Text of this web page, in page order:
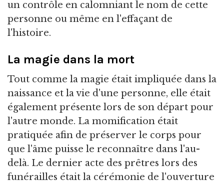
un contrôle en calomniant le nom de cette
personne ou même en l'effaçant de
l'histoire.
La magie dans la mort
Tout comme la magie était impliquée dans la
naissance et la vie d'une personne, elle était
également présente lors de son départ pour
l'autre monde. La momification était
pratiquée afin de préserver le corps pour
que l'âme puisse le reconnaître dans l'au-
delà. Le dernier acte des prêtres lors des
funérailles était la cérémonie de l'ouverture